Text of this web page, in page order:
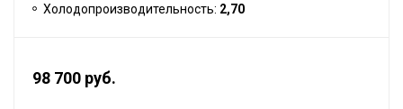
Холодопроизводительность: 2,70
98 700 руб.